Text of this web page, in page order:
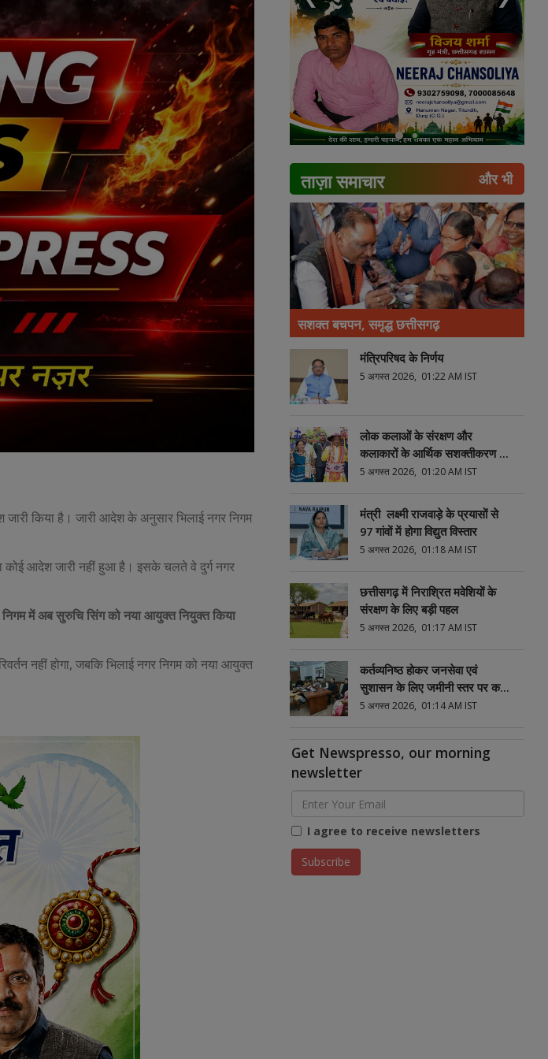
किया है। जारी आदेश के अनुसार भिलाई नगर निगम
कोई आदेश जारी नहीं हुआ है। इसके चलते वे दुर्ग नगर
निगम में अब सुरुचि सिंग को नया आयुक्त नियुक्त किया
नहीं होगा, जबकि भिलाई नगर निगम को नया आयुक्त
ताज़ा समाचार और भी
सशक्त बचपन, समृद्ध छत्तीसगढ़
मंत्रिपरिषद के निर्णय
5 अगस्त 2026, 01:22 AM IST
लोक कलाओं के संरक्षण और
कलाकारों के आर्थिक सशक्तीकरण की
दिशा में संस्कृति विभाग की महत्वपूर्ण
5 अगस्त 2026, 01:20 AM IST
मंत्री लक्ष्मी राजवाड़े के प्रयासों से
97 गांवों में होगा विद्युत विस्तार
5 अगस्त 2026, 01:18 AM IST
छत्तीसगढ़ में निराश्रित मवेशियों के
संरक्षण के लिए बड़ी पहल
5 अगस्त 2026, 01:17 AM IST
कर्तव्यनिष्ठ होकर जनसेवा एवं
सुशासन के लिए जमीनी स्तर पर करें
बेहतर कार्य : मुख्यमंत्री विष्णु देव साय
5 अगस्त 2026, 01:14 AM IST
Get Newspresso, our morning
newsletter
I agree to receive newsletters